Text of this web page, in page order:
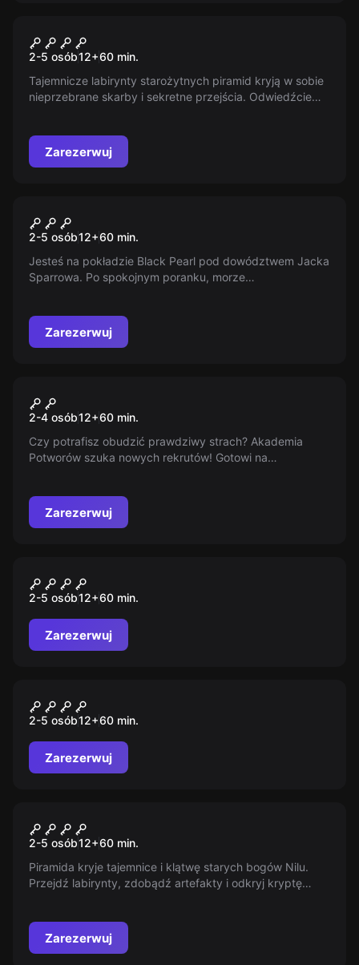
Nowy
Tajemnica Egipskich Bogów
2-5 osób12+60 min.
Tajemnicze labirynty starożytnych piramid kryją w sobie
nieprzebrane skarby i sekretne przejścia. Odwiedźcie
odkryć tajemnice przeszłości i wrócić bezpiecznie do
teraźniejszości?
Zarezerwuj
Nowy
Czarna Perła
2-5 osób12+60 min.
Jesteś na pokładzie Black Pearl pod dowództwem Jacka
Sparrowa. Po spokojnym poranku, morze
dotrzeć do szalup ratunkowych. Czy zdążysz uciec tej
morskiej potyczce?
Zarezerwuj
Akademia Potworów
2-4 osób12+60 min.
Czy potrafisz obudzić prawdziwy strach? Akademia
Potworów szuka nowych rekrutów! Gotowi na
waszych żyłach!
Zarezerwuj
Czarna Perła
2-5 osób12+60 min.
Zarezerwuj
Guantanamo
2-5 osób12+60 min.
Zarezerwuj
Tajemnica Egipskich Bogów
2-5 osób12+60 min.
Piramida kryje tajemnice i klątwę starych bogów Nilu.
Przejdź labirynty, zdobądź artefakty i odkryj kryptę
Zarezerwuj